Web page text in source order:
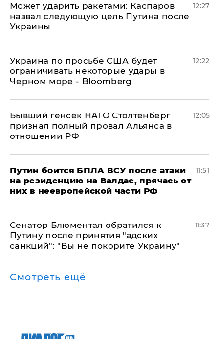
Может ударить ракетами: Каспаров
назвал следующую цель Путина после
Украины
12:27
Украина по просьбе США будет
ограничивать некоторые удары в
Черном море - Bloomberg
12:22
Бывший генсек НАТО Столтенберг
признал полный провал Альянса в
отношении РФ
12:05
Путин боится БПЛА ВСУ после атаки
на резиденцию на Валдае, прячась от
них в неевропейской части РФ
11:51
Сенатор Блюментал обратился к
Путину после принятия "адских
санкций": "Вы не покорите Украину"
11:37
Смотреть ещё